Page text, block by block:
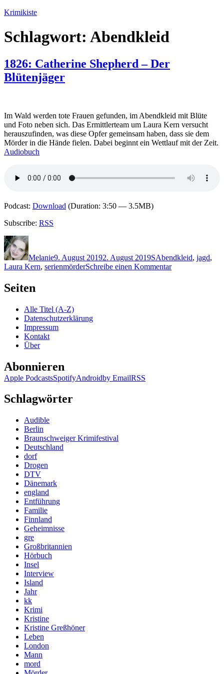
Zum
springen
Krimikiste
Schlagwort: Abendkleid
1826: Catherine Shepherd – Der
Blütenjäger
Im Wald werden tote Frauen gefunden, im Abendkleid mit Blüte
und Foto neben sich. Das Ermittlerteam um Laura Kern versucht
herauszufinden, was diese Opfer gemeinsam haben, dass sie dem
Mörder in die Hände fielen. Dabei beginnt ein Wettlauf mit der Zeit.
Audiobuch
Podcast: Download (Duration: 3:50 — 3.5MB)
Subscribe: RSS
Autor
Melanie9. August 20192. August 2019SAbendkleid, jagd,
Laura Kern, serienmörderSchreibe einen Kommentarzu
Seiten
Alle Titel (A-Z)
Datenschutzerklärung
Impressum
Kontakt
Über
Abonnieren
Apple PodcastsSpotifyAndroidby EmailRSS
Schlagwörter
Audible
Berlin
Braunschweiger Krimifestival
Deutschland
dorf
Drogen
DTV
Dänemark
england
Entführung
Familie
Finnland
Geheimnisse
gre
Großbritannien
Hörbuch
Insel
Interview
Island
Jahr
kk
Krimi
Kristine
Kristine Greßhöner
Leben
London
Mann
mord